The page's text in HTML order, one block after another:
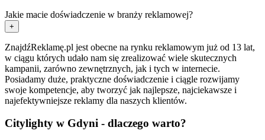
Jakie macie doświadczenie w branży reklamowej?
+
ZnajdźReklamę.pl jest obecne na rynku reklamowym już od 13 lat,
w ciągu których udało nam się zrealizować wiele skutecznych
kampanii, zarówno zewnętrznych, jak i tych w internecie.
Posiadamy duże, praktyczne doświadczenie i ciągle rozwijamy
swoje kompetencje, aby tworzyć jak najlepsze, najciekawsze i
najefektywniejsze reklamy dla naszych klientów.
Citylighty w Gdyni - dlaczego warto?